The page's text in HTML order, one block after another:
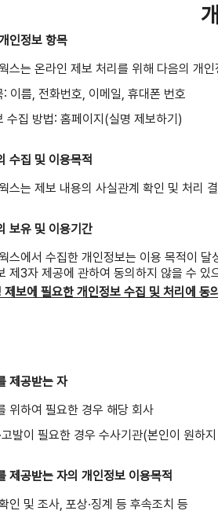
인정보 항목
스는 온라인 제보 처리를 위해 다음의 개
이름, 전화번호, 이메일, 휴대폰 번호
수집 방법: 홈페이지(실명 제보하기)
수집 및 이용목적
스는 제보 내용의 사실관계 확인 및 처리
보유 및 이용기간
스에서 수집한 개인정보는 이용 목적이
제3자 제공에 관하여 동의하지 않을 수
제보에 필요한 개인정보 수집 및 처리에 동
제공받는 자
위하여 필요한 경우 해당 회사
고발이 필요한 경우 수사기관(본인이 원하
제공받는 자의 개인정보 이용목적
인 및 조사, 포상∙징계 등 후속조치 등